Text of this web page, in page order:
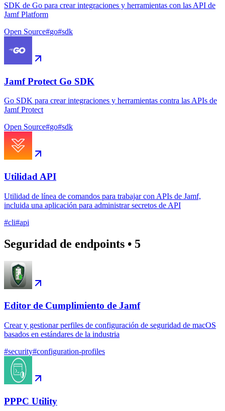
SDK de Go para crear integraciones y herramientas con las API de
Jamf Platform
Open Source#go#sdk
Jamf Protect Go SDK
Go SDK para crear integraciones y herramientas contra las APIs de
Jamf Protect
Open Source#go#sdk
Utilidad API
Utilidad de línea de comandos para trabajar con APIs de Jamf,
incluida una aplicación para administrar secretos de API
#cli#api
Seguridad de endpoints • 5
Editor de Cumplimiento de Jamf
Crear y gestionar perfiles de configuración de seguridad de macOS
basados en estándares de la industria
#security#configuration-profiles
PPPC Utility